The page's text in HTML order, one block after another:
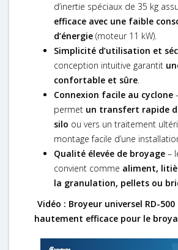
d’inertie spéciaux de 35 kg
efficace avec une faible
d’énergie (moteur 11 kW).
Simplicité d’utilisation et
conception intuitive garantit
confortable et sûre.
Connexion facile au cyclone
permet un transfert rapide
silo ou vers un traitement
montage facile d’une
Qualité élevée de broyage –
convient comme aliment,
la granulation, pellets ou
Vidéo : Broyeur universel RD-
hautement efficace pour le